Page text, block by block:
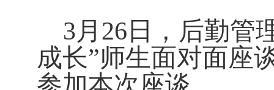
3月26日，后勤管
成长”师生面对面座